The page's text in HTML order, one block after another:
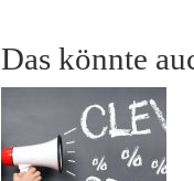
Das könnte